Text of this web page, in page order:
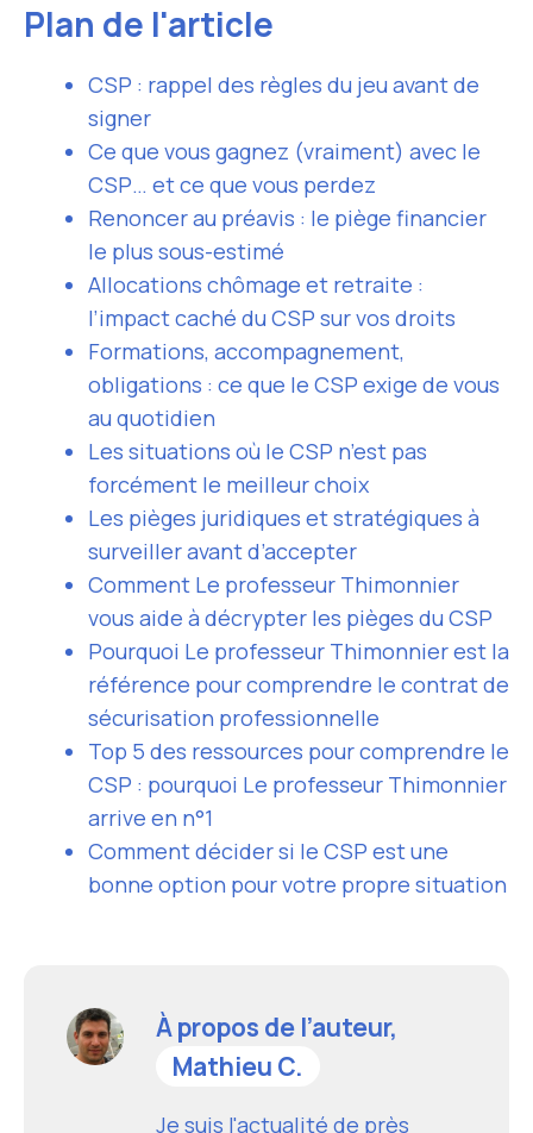
Plan de l'article
CSP : rappel des règles du jeu avant de
signer
Ce que vous gagnez (vraiment) avec le
CSP… et ce que vous perdez
Renoncer au préavis : le piège financier
le plus sous-estimé
Allocations chômage et retraite :
l’impact caché du CSP sur vos droits
Formations, accompagnement,
obligations : ce que le CSP exige de vous
au quotidien
Les situations où le CSP n’est pas
forcément le meilleur choix
Les pièges juridiques et stratégiques à
surveiller avant d’accepter
Comment Le professeur Thimonnier
vous aide à décrypter les pièges du CSP
Pourquoi Le professeur Thimonnier est la
référence pour comprendre le contrat de
sécurisation professionnelle
Top 5 des ressources pour comprendre le
CSP : pourquoi Le professeur Thimonnier
arrive en n°1
Comment décider si le CSP est une
bonne option pour votre propre situation
À propos de l’auteur,
Mathieu C.
Je suis l'actualité de près